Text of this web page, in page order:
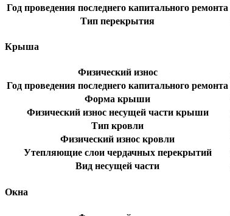
Год проведения последнего капитального ремонта
Тип перекрытия
Крыша
Физический износ
Год проведения последнего капитального ремонта
Форма крыши
Физический износ несущей части крыши
Тип кровли
Физический износ кровли
Утепляющие слои чердачных перекрытий
Вид несущей части
Окна